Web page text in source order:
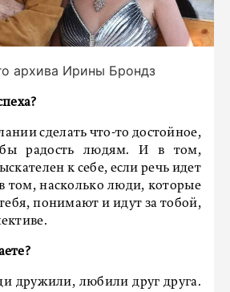
архива Ирины Брондз
сделать что-то достойное,
бы радость людям. И в том,
к себе, если речь идет
том, насколько люди, которые
понимают и идут за тобой,
дружили, любили друг друга.